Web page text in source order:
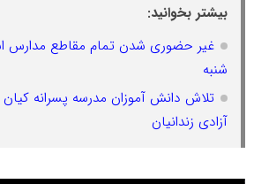
بیشتر بخوانید:
غیر حضوری شدن تمام مقاطع مدارس
شنبه
تلاش دانش آموزان مدرسه پسرانه
آزادی زندانیان